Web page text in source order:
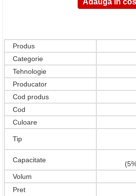
Produs
Categorie
Tehnologie
Producator
Cod produs
Cod
Culoare
Tip
Capacitate
Volum
Pret